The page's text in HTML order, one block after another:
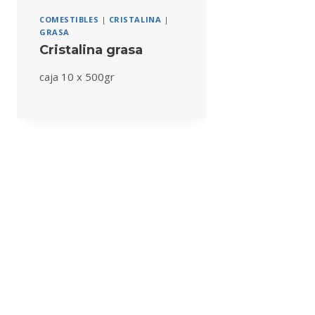
COMESTIBLES | CRISTALINA |
GRASA
Cristalina grasa
caja 10 x 500gr